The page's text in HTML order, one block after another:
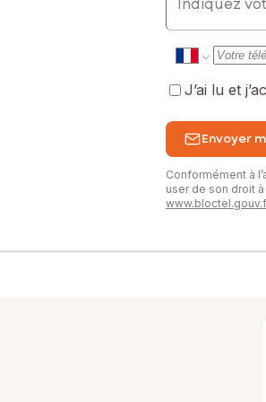
J’ai lu et
Envoyer
Conformément à
user de son droit